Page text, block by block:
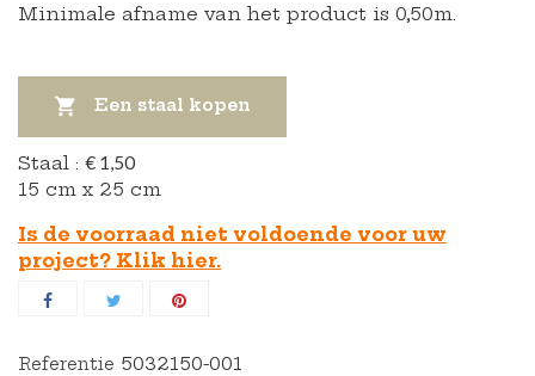
Minimale afname van het product is 0,50m.
 Een staal kopen
Staal : € 1,50
15 cm x 25 cm
Is de voorraad niet voldoende voor uw
project? Klik hier.
Referentie 5032150-001